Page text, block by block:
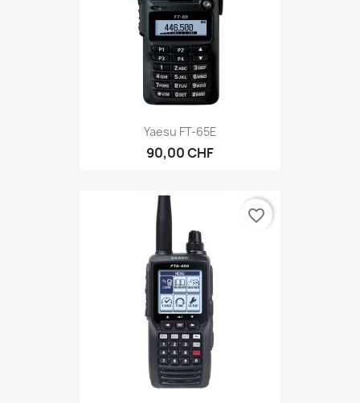
Yaesu FT-65E
90,00 CHF
favorite_border